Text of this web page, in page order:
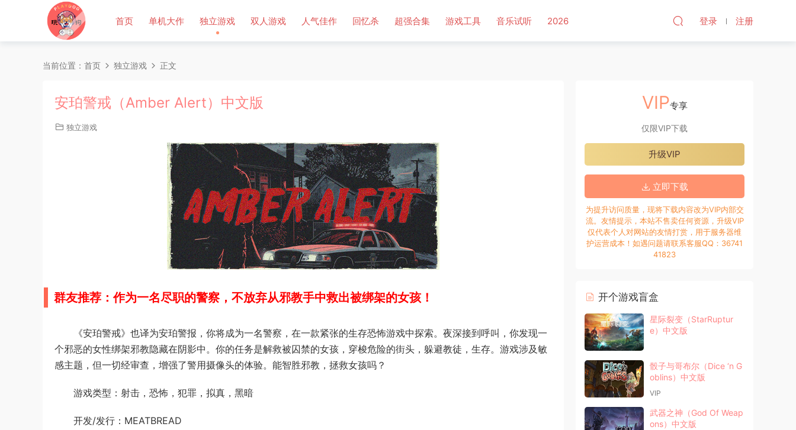
首页 单机大作 独立游戏 双人游戏 人气佳作 回忆杀 超强合集 游戏工具 音乐试听 2026 登录 注册
当前位置： 首页 独立游戏 正文
安珀警戒（Amber Alert）中文版
独立游戏
群友推荐：作为一名尽职的警察，不放弃从邪教手中救出被绑架的女孩！
《安珀警戒》也译为安珀警报，你将成为一名警察，在一款紧张的生存恐怖游戏中探索。夜深接到呼叫，你发现一
个邪恶的女性绑架邪教隐藏在阴影中。你的任务是解救被囚禁的女孩，穿梭危险的街头，躲避教徒，生存。游戏涉及敏
感主题，但一切经审查，增强了警用摄像头的体验。能智胜邪教，拯救女孩吗？
游戏类型：射击，恐怖，犯罪，拟真，黑暗
开发/发行：MEATBREAD
VIP专享
仅限VIP下载
升级VIP
立即下载
为提升访问质量，现将下载内容改为VIP内部交
流。友情提示，本站不售卖任何资源，升级VIP
仅代表个人对网站的友情打赏，用于服务器维
护运营成本！如遇问题请联系客服QQ：36741
41823
开个游戏盲盒
星际裂变（StarRuptur
e）中文版
骰子与哥布尔（Dice ‘n G
oblins）中文版
VIP
武器之神（God Of Weap
ons）中文版